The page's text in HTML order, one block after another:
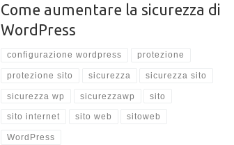
Come aumentare la sicurezza di
WordPress
configurazione wordpress protezione
protezione sito sicurezza sicurezza sito
sicurezza wp sicurezzawp sito
sito internet sito web sitoweb
WordPress